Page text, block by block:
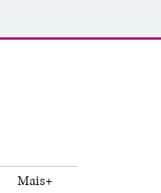
Mais+